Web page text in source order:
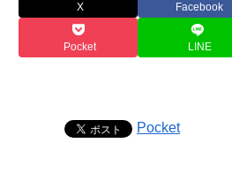
X Facebook
Pocket LINE
Pocket